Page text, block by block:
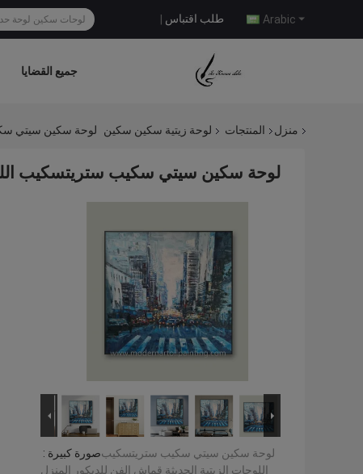
Arabic طلب اقتباس |
جميع القضايا
منزل المنتجات لوحة زيتية سكين سكين لوحة سكين سيتي
لوحة سكين سيتي سكيب ستريتسكيب
صورة كبيرة :لوحة سكين سيتي سكيب ستريتسكيب
اللوحات الزيتية الحديثة قماش الفن للديكور المنزل